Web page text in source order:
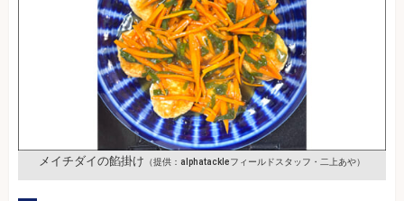
メイチダイの餡掛け （提供：alphatackleフィールドスタッフ・二上あや）